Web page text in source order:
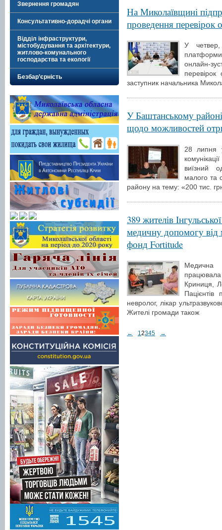
Звернення громадян
Консультативно-дорадчі органи
Відділ інфраструктури,
містобудування та архітектури,
житлово-комунального
господарства та екології
Безбар’єрність
На Миколаївщині
проведення
У
онлайн-
заступник начальника
У Баштанському
щодо можливостей
28 липня
виїзний
малого та
району на тему: «200 тис.
389 жителів
медичну допомогу від
фонд Fortitude
Медична
працювала
Криниця,
невролог, лікар
Жителі громади також
← 12345 →